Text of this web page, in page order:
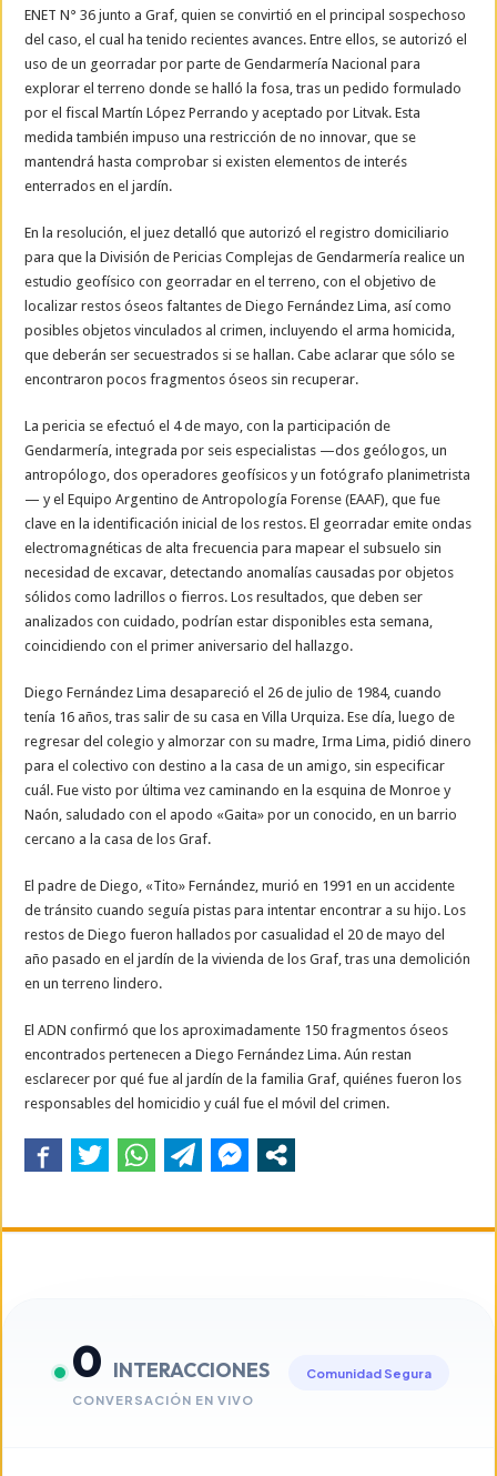
ENET N° 36 junto a Graf, quien se convirtió en el principal sospechoso
del caso, el cual ha tenido recientes avances. Entre ellos, se autorizó el
uso de un georradar por parte de Gendarmería Nacional para
explorar el terreno donde se halló la fosa, tras un pedido formulado
por el fiscal Martín López Perrando y aceptado por Litvak. Esta
medida también impuso una restricción de no innovar, que se
mantendrá hasta comprobar si existen elementos de interés
enterrados en el jardín.
En la resolución, el juez detalló que autorizó el registro domiciliario
para que la División de Pericias Complejas de Gendarmería realice un
estudio geofísico con georradar en el terreno, con el objetivo de
localizar restos óseos faltantes de Diego Fernández Lima, así como
posibles objetos vinculados al crimen, incluyendo el arma homicida,
que deberán ser secuestrados si se hallan. Cabe aclarar que sólo se
encontraron pocos fragmentos óseos sin recuperar.
La pericia se efectuó el 4 de mayo, con la participación de
Gendarmería, integrada por seis especialistas —dos geólogos, un
antropólogo, dos operadores geofísicos y un fotógrafo planimetrista
— y el Equipo Argentino de Antropología Forense (EAAF), que fue
clave en la identificación inicial de los restos. El georradar emite ondas
electromagnéticas de alta frecuencia para mapear el subsuelo sin
necesidad de excavar, detectando anomalías causadas por objetos
sólidos como ladrillos o fierros. Los resultados, que deben ser
analizados con cuidado, podrían estar disponibles esta semana,
coincidiendo con el primer aniversario del hallazgo.
Diego Fernández Lima desapareció el 26 de julio de 1984, cuando
tenía 16 años, tras salir de su casa en Villa Urquiza. Ese día, luego de
regresar del colegio y almorzar con su madre, Irma Lima, pidió dinero
para el colectivo con destino a la casa de un amigo, sin especificar
cuál. Fue visto por última vez caminando en la esquina de Monroe y
Naón, saludado con el apodo «Gaita» por un conocido, en un barrio
cercano a la casa de los Graf.
El padre de Diego, «Tito» Fernández, murió en 1991 en un accidente
de tránsito cuando seguía pistas para intentar encontrar a su hijo. Los
restos de Diego fueron hallados por casualidad el 20 de mayo del
año pasado en el jardín de la vivienda de los Graf, tras una demolición
en un terreno lindero.
El ADN confirmó que los aproximadamente 150 fragmentos óseos
encontrados pertenecen a Diego Fernández Lima. Aún restan
esclarecer por qué fue al jardín de la familia Graf, quiénes fueron los
responsables del homicidio y cuál fue el móvil del crimen.
0 INTERACCIONES
CONVERSACIÓN EN VIVO
Comunidad Segura